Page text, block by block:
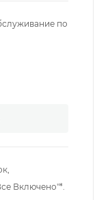
по
Включено"*.